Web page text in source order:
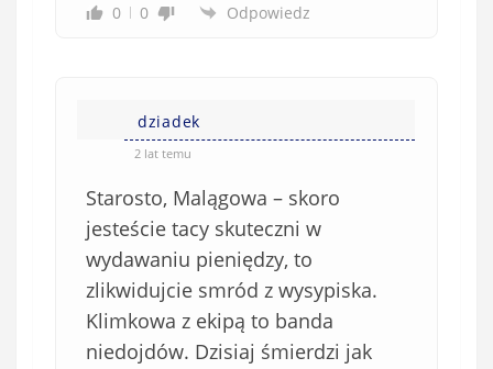
0 0 Odpowiedz
dziadek
2 lat temu
Starosto, Malągowa – skoro
jesteście tacy skuteczni w
wydawaniu pieniędzy, to
zlikwidujcie smród z wysypiska.
Klimkowa z ekipą to banda
niedojdów. Dzisiaj śmierdzi jak